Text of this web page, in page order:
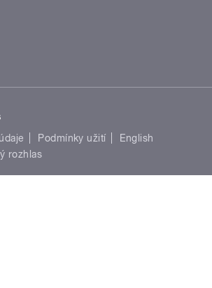
Podmínky užití
English
rozhlas